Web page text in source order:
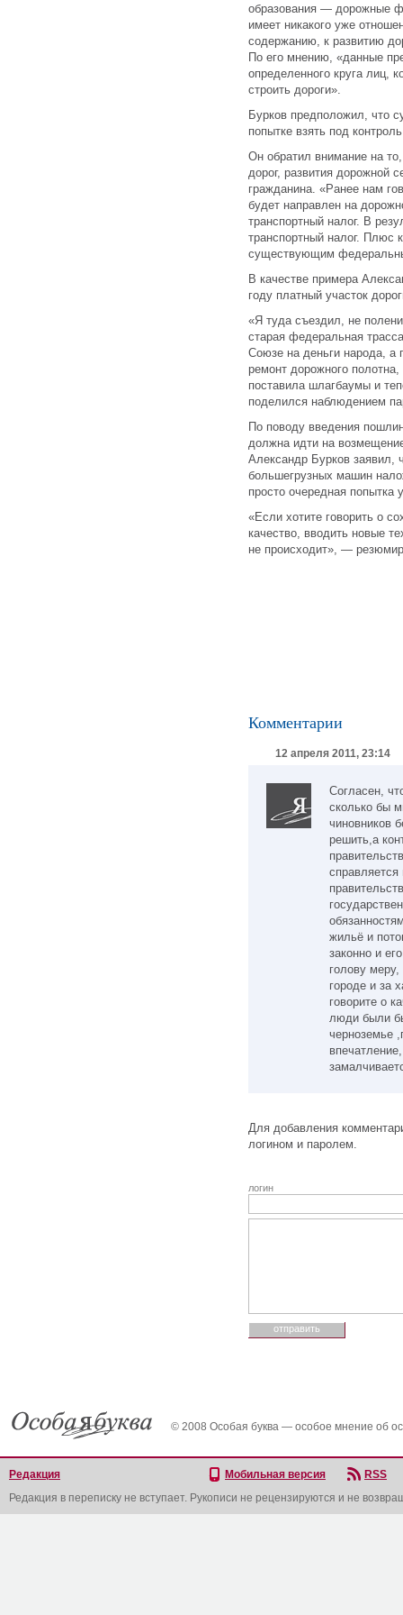
образования — дорожные
имеет никакого уже
содержанию, к развитию
По его мнению, «данные
определенного круга лиц,
строить дороги».
Бурков предположил, что
попытке взять под
Он обратил внимание на
дорог, развития дорожной
гражданина. «Ранее нам
будет направлен на
транспортный налог. В
транспортный налог. Плюс
существующим
В качестве примера
году платный участок
«Я туда съездил, не
старая федеральная
Союзе на деньги народа, а
ремонт дорожного
поставила шлагбаумы и
поделился наблюдением
По поводу введения
должна идти на
Александр Бурков заявил,
большегрузных машин
просто очередная попытка
«Если хотите говорить о
качество, вводить новые
не происходит», —
Комментарии
12 апреля 2011, 23:14
Согласен,
сколько бы
чиновников
решить,а
справляется
жильё и
законно и
голову меру,
городе и за
говорите о
люди были
черноземье
Для добавления
логином и паролем.
логин
© 2008 Особая буква — особое мнение об
Редакция Мобильная версия
RSS
Редакция в переписку не вступает. Рукописи не рецензируются и не